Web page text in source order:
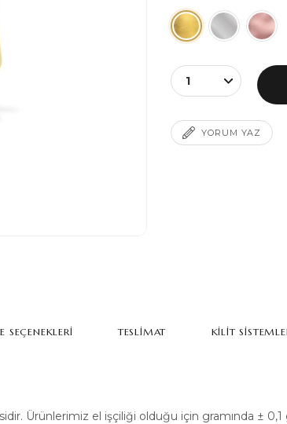
YORUM YAZ
Ürünlerimiz el işçiliği olduğu için gramında ±
SEÇENEKLERI TESLIMAT KILIT